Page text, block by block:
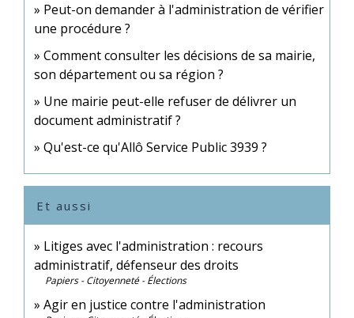
Peut-on demander à l'administration de vérifier
une procédure ?
Comment consulter les décisions de sa mairie,
son département ou sa région ?
Une mairie peut-elle refuser de délivrer un
document administratif ?
Qu'est-ce qu'Allô Service Public 3939 ?
Et aussi
Litiges avec l'administration : recours
administratif, défenseur des droits
Papiers - Citoyenneté - Élections
Agir en justice contre l'administration